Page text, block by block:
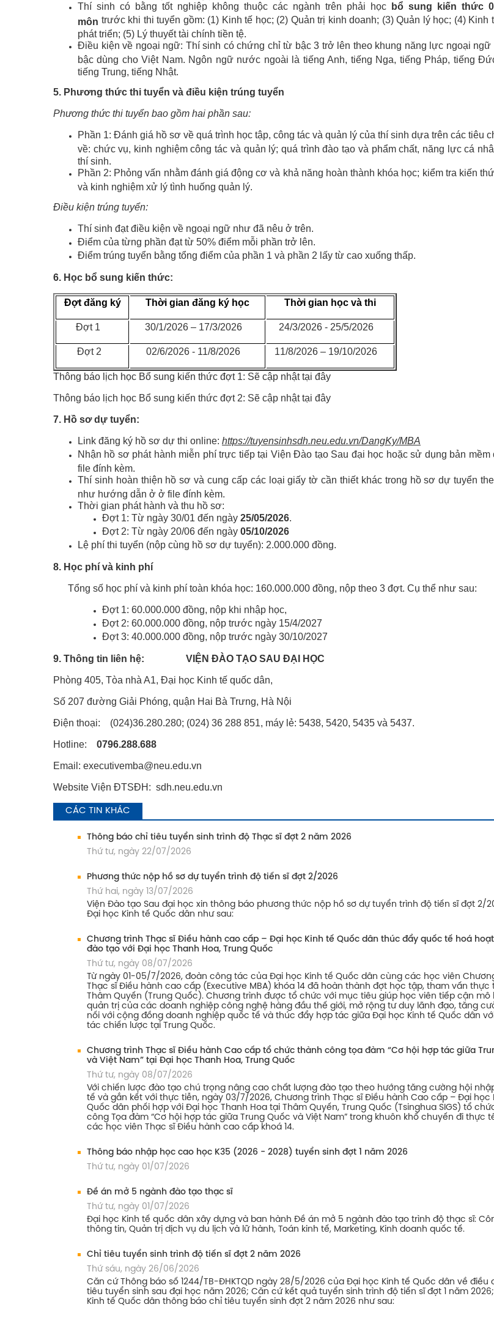
Thí sinh có bằng tốt nghiệp không thuộc các ngành trên phải học bổ sung kiến thức
môn trước khi thi tuyển gồm: (1) Kinh tế học; (2) Quản trị kinh doanh; (3) Quản lý học; (4) Kinh
phát triển; (5) Lý thuyết tài chính tiền tệ.
Điều kiện về ngoại ngữ: Thí sinh có chứng chỉ từ bậc 3 trở lên theo khung năng lực ngoại ngữ
bậc dùng cho Việt Nam. Ngôn ngữ nước ngoài là tiếng Anh, tiếng Nga, tiếng Pháp, tiếng
tiếng Trung, tiếng Nhật.
5. Phương thức thi tuyển và điều kiện trúng tuyển
Phương thức thi tuyển bao gồm hai phần sau:
Phần 1: Đánh giá hồ sơ về quá trình học tập, công tác và quản lý của thí sinh dựa trên các tiêu
về: chức vụ, kinh nghiệm công tác và quản lý; quá trình đào tạo và phẩm chất, năng lực cá
thí sinh.
Phần 2: Phỏng vấn nhằm đánh giá động cơ và khả năng hoàn thành khóa học; kiểm tra kiến
và kinh nghiệm xử lý tình huống quản lý.
Điều kiện trúng tuyển:
Thí sinh đạt điều kiện về ngoại ngữ như đã nêu ở trên.
Điểm của từng phần đạt từ 50% điểm mỗi phần trở lên.
Điểm trúng tuyển bằng tổng điểm của phần 1 và phần 2 lấy từ cao xuống thấp.
6. Học bổ sung kiến thức:
Đợt đăng ký Thời gian đăng ký học Thời gian học và thi
Đợt 1 30/1/2026 – 17/3/2026 24/3/2026 - 25/5/2026
Đợt 2 02/6/2026 - 11/8/2026 11/8/2026 – 19/10/2026
Thông báo lịch học Bổ sung kiến thức đợt 1: Sẽ cập nhật tại đây
Thông báo lịch học Bổ sung kiến thức đợt 2: Sẽ cập nhật tại đây
7. Hồ sơ dự tuyển:
Link đăng ký hồ sơ dự thi online: https://tuyensinhsdh.neu.edu.vn/DangKy/MBA
Nhận hồ sơ phát hành miễn phí trực tiếp tại Viện Đào tạo Sau đại học hoặc sử dụng bản mềm
file đính kèm.
Thí sinh hoàn thiện hồ sơ và cung cấp các loại giấy tờ cần thiết khác trong hồ sơ dự tuyển
như hướng dẫn ở ở file đính kèm.
Thời gian phát hành và thu hồ sơ:
Đợt 1: Từ ngày 30/01 đến ngày 25/05/2026.
Đợt 2: Từ ngày 20/06 đến ngày 05/10/2026
Lệ phí thi tuyển (nộp cùng hồ sơ dự tuyển): 2.000.000 đồng.
8. Học phí và kinh phí
Tổng số học phí và kinh phí toàn khóa học: 160.000.000 đồng, nộp theo 3 đợt. Cụ thể như sau:
Đợt 1: 60.000.000 đồng, nộp khi nhập học,
Đợt 2: 60.000.000 đồng, nộp trước ngày 15/4/2027
Đợt 3: 40.000.000 đồng, nộp trước ngày 30/10/2027
9. Thông tin liên hệ: VIỆN ĐÀO TẠO SAU ĐẠI HỌC
Phòng 405, Tòa nhà A1, Đại học Kinh tế quốc dân,
Số 207 đường Giải Phóng, quận Hai Bà Trưng, Hà Nội
Điện thoại: (024)36.280.280; (024) 36 288 851, máy lẻ: 5438, 5420, 5435 và 5437.
Hotline: 0796.288.688
Email: executivemba@neu.edu.vn
Website Viện ĐTSĐH: sdh.neu.edu.vn
CÁC TIN KHÁC
Thông báo chỉ tiêu tuyển sinh trình độ Thạc sĩ đợt 2 năm 2026
Thứ tư, ngày 22/07/2026
Phương thức nộp hồ sơ dự tuyển trình độ tiến sĩ đợt 2/2026
Thứ hai, ngày 13/07/2026
Viện Đào tạo Sau đại học xin thông báo phương thức nộp hồ sơ dự tuyển trình độ tiến sĩ đợt 2/
Đại học Kinh tế Quốc dân như sau:
Chương trình Thạc sĩ Điều hành cao cấp – Đại học Kinh tế Quốc dân thúc đẩy quốc tế hoá
đào tạo với Đại học Thanh Hoa, Trung Quốc
Thứ tư, ngày 08/07/2026
Từ ngày 01-05/7/2026, đoàn công tác của Đại học Kinh tế Quốc dân cùng các học viên
Thạc sĩ Điều hành cao cấp (Executive MBA) khóa 14 đã hoàn thành đợt học tập, tham vấn thực
Thâm Quyến (Trung Quốc). Chương trình được tổ chức với mục tiêu giúp học viên tiếp cận mô
quản trị của các doanh nghiệp công nghệ hàng đầu thế giới, mở rộng tư duy lãnh đạo, tăng
nối với cộng đồng doanh nghiệp quốc tế và thúc đẩy hợp tác giữa Đại học Kinh tế Quốc dân
tác chiến lược tại Trung Quốc.
Chương trình Thạc sĩ Điều hành Cao cấp tổ chức thành công tọa đàm “Cơ hội hợp tác giữa
và Việt Nam” tại Đại học Thanh Hoa, Trung Quốc
Thứ tư, ngày 08/07/2026
Với chiến lược đào tạo chú trọng nâng cao chất lượng đào tạo theo hướng tăng cường hội
tế và gắn kết với thực tiễn, ngày 03/7/2026, Chương trình Thạc sĩ Điều hành Cao cấp – Đại học
Quốc dân phối hợp với Đại học Thanh Hoa tại Thâm Quyến, Trung Quốc (Tsinghua SIGS) tổ
công Tọa đàm “Cơ hội hợp tác giữa Trung Quốc và Việt Nam” trong khuôn khổ chuyến đi thực
các học viên Thạc sĩ Điều hành cao cấp khoá 14.
Thông báo nhập học cao học K35 (2026 - 2028) tuyển sinh đợt 1 năm 2026
Thứ tư, ngày 01/07/2026
Đề án mở 5 ngành đào tạo thạc sĩ
Thứ tư, ngày 01/07/2026
Đại học Kinh tế quốc dân xây dựng và ban hành Đề án mở 5 ngành đào tạo trình độ thạc sĩ:
thông tin, Quản trị dịch vụ du lịch và lữ hành, Toán kinh tế, Marketing, Kinh doanh quốc tế.
Chỉ tiêu tuyển sinh trình độ tiến sĩ đợt 2 năm 2026
Thứ sáu, ngày 26/06/2026
Căn cứ Thông báo số 1244/TB-ĐHKTQD ngày 28/5/2026 của Đại học Kinh tế Quốc dân về điều
tiêu tuyển sinh sau đại học năm 2026; Căn cứ kết quả tuyển sinh trình độ tiến sĩ đợt 1 năm
Kinh tế Quốc dân thông báo chỉ tiêu tuyển sinh đợt 2 năm 2026 như sau: